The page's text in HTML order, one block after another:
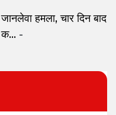
हमला, चार दिन बाद
क... -